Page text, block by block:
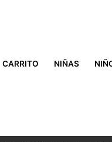
CARRITO NIÑAS